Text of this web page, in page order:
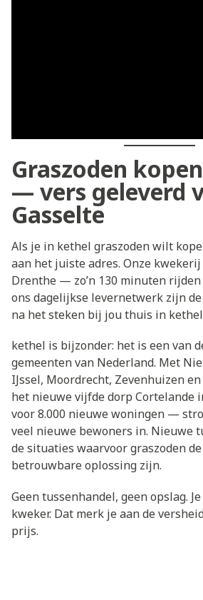
Graszoden
— vers geleverd
Gasselte
Als je in kethel graszoden wilt
aan het juiste adres. Onze
Drenthe — zo’n 130 minuten
ons dagelijkse levernetwerk zijn
na het steken bij jou thuis in
kethel is bijzonder: het is een van
gemeenten van Nederland. Met
IJssel, Moordrecht, Zevenhuizen
het nieuwe vijfde dorp Cortelande
voor 8.000 nieuwe woningen —
veel nieuwe bewoners in. Nieuwe
de situaties waarvoor graszoden
betrouwbare oplossing zijn.
Geen tussenhandel, geen opslag.
kweker. Dat merk je aan de
prijs.